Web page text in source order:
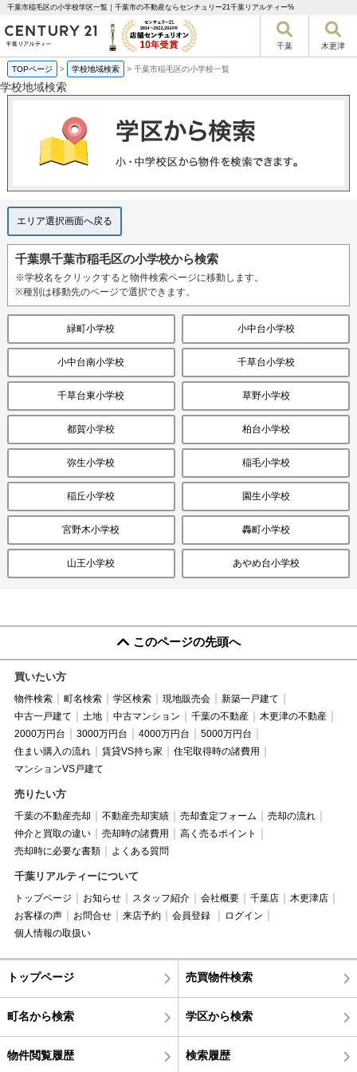
千葉市稲毛区の小学校学区一覧｜千葉市の不動産ならセンチュリー21千葉リアルティー%
千葉 木更津
TOPページ > 学校地域検索 > 千葉市稲毛区の小学校一覧
学校地域検索
エリア選択画面へ戻る
千葉県千葉市稲毛区の小学校から検索
※学校名をクリックすると物件検索ページに移動します。
※種別は移動先のページで選択できます。
緑町小学校 小中台小学校
小中台南小学校 千草台小学校
千草台東小学校 草野小学校
都賀小学校 柏台小学校
弥生小学校 稲毛小学校
稲丘小学校 園生小学校
宮野木小学校 轟町小学校
山王小学校 あやめ台小学校
このページの先頭へ
買いたい方
物件検索 町名検索 学区検索 現地販売会
新築一戸建て
中古一戸建て
土地 中古マンション 千葉の不動産
木更津の不動産
2000万円台
3000万円台 4000万円台
5000万円台
住まい購入の流れ
賃貸VS持ち家
住宅取得時の諸費用
マンションVS戸建て
売りたい方
千葉の不動産売却 不動産売却実績 売却査定フォーム
売却の流れ
仲介と買取の違い
売却時の諸費用
高く売るポイント
売却時に必要な書類
よくある質問
千葉リアルティーについて
トップページ お知らせ スタッフ紹介 会社概要 千葉店
木更津店
お客様の声
お問合せ 来店予約 会員登録
ログイン
個人情報の取扱い
トップページ 売買物件検索
町名から検索 学区から検索
物件閲覧履歴 検索履歴